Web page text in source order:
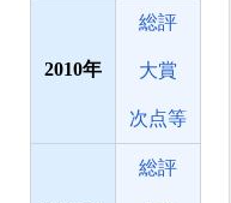
2010
総評
大賞
次点等
総評